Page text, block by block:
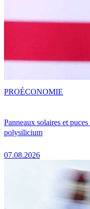
Panneaux solaires et
polysilicium
07.08.2026
PROÉCONOMIE